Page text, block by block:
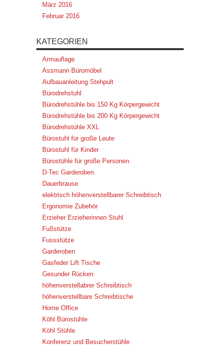
März 2016
Februar 2016
KATEGORIEN
Armauflage
Assmann Büromöbel
Aufbauanleitung Stehpult
Bürodrehstuhl
Bürodrehstühle bis 150 Kg Körpergewicht
Bürodrehstühle bis 200 Kg Körpergewicht
Bürodrehstühle XXL
Bürostuhl für große Leute
Bürostuhl für Kinder
Bürostühle für große Personen
D-Tec Garderoben
Dauerbrause
elektrisch höhenverstellbarer Schreibtisch
Ergonomie Zubehör
Erzieher Erzieherinnen Stuhl
Fußstütze
Fussstütze
Garderoben
Gasfeder Lift Tische
Gesunder Rücken
höhenverstellabrer Schreibtisch
höhenverstellbare Schreibtische
Home Office
Köhl Bürostühle
Köhl Stühle
Konferenz und Besucherstühle